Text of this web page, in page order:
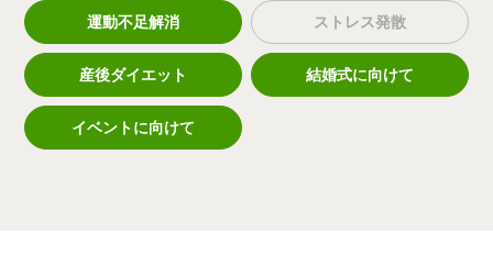
運動不足解消 ストレス発散
産後ダイエット 結婚式に向けて
イベントに向けて